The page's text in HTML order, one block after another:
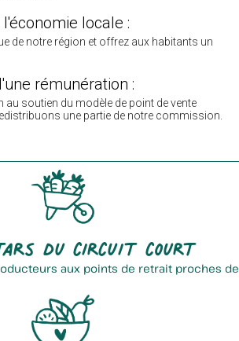
locale :
de notre région et offrez aux habitants un
rémunération :
soutien du modèle de point de vente
une partie de notre commission.
du circuit court
aux points de retrait proches de